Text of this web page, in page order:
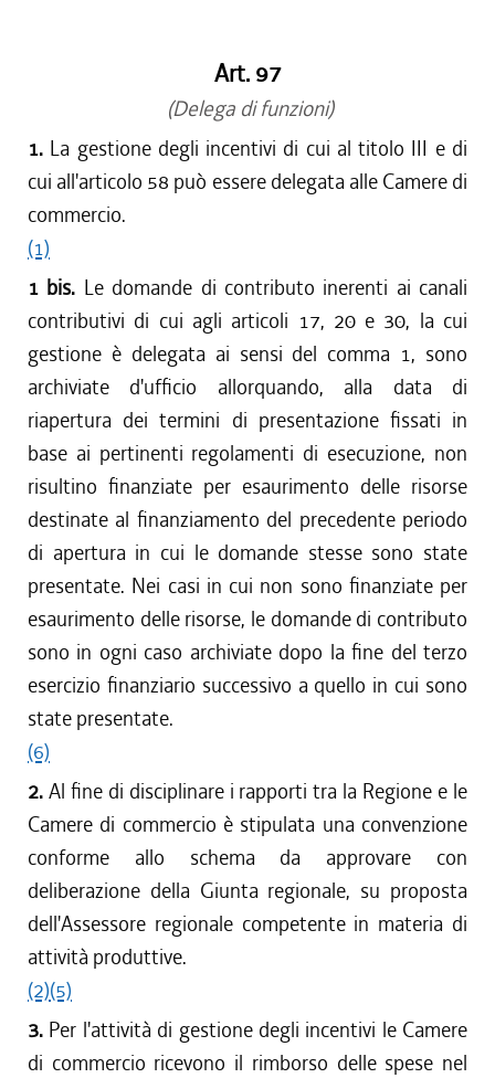
dal 15/12/2016 al 31/12/2016
dal 13/08/2016 al 14/12/2016
dal 13/04/2016 al 12/08/2016
dal 01/01/2016 al 12/04/2016
dal 13/11/2015 al 31/12/2015
dal 01/10/2015 al 12/11/2015
dal 11/08/2015 al 30/09/2015
dal 23/07/2015 al 10/08/2015
dal 26/02/2015 al 22/07/2015
Art. 97
(Delega di funzioni)
1. La gestione degli incentivi di cui al titolo III e di
cui all'articolo 58 può essere delegata alle Camere di
commercio.
(1)
1 bis. Le domande di contributo inerenti ai canali
contributivi di cui agli articoli 17, 20 e 30, la cui
gestione è delegata ai sensi del comma 1, sono
archiviate d'ufficio allorquando, alla data di
riapertura dei termini di presentazione fissati in
base ai pertinenti regolamenti di esecuzione, non
risultino finanziate per esaurimento delle risorse
destinate al finanziamento del precedente periodo
di apertura in cui le domande stesse sono state
presentate. Nei casi in cui non sono finanziate per
esaurimento delle risorse, le domande di contributo
sono in ogni caso archiviate dopo la fine del terzo
esercizio finanziario successivo a quello in cui sono
state presentate.
(6)
2. Al fine di disciplinare i rapporti tra la Regione e le
Camere di commercio è stipulata una convenzione
conforme allo schema da approvare con
deliberazione della Giunta regionale, su proposta
dell'Assessore regionale competente in materia di
attività produttive.
(2)(5)
3. Per l'attività di gestione degli incentivi le Camere
di commercio ricevono il rimborso delle spese nel